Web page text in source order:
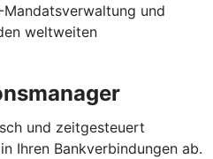
Mandatsverwaltung und
weltweiten
und zeitgesteuert
Ihren Bankverbindungen ab.